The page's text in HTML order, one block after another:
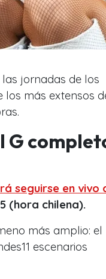
jornadas de los
los más extensos
G
seguirse en vivo
(hora chilena).
más amplio: el
escenarios